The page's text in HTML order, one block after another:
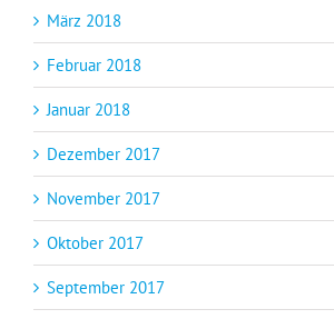
März 2018
Februar 2018
Januar 2018
Dezember 2017
November 2017
Oktober 2017
September 2017